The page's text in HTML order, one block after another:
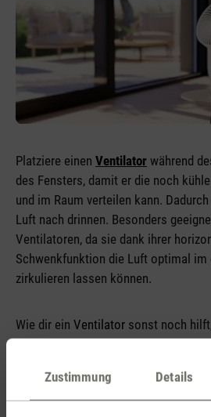
Zustimmung Details
Platziere einen Ventilator während
des Fensters, damit er die noch
und im Raum verteilen kann.
Luft nach drinnen. Besonders
Ventilatoren, da sie dank ihrer
Schwenkfunktion die Luft optimal im
zirkulieren lassen können.
Wie dir ein Ventilator sonst noch